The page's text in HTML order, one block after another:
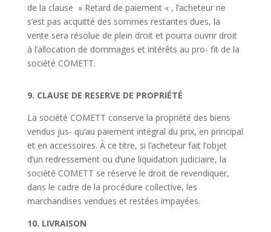
de la clause » Retard de paiement « , l’acheteur ne
s’est pas acquitté des sommes restantes dues, la
vente sera résolue de plein droit et pourra ouvrir droit
à l’allocation de dommages et intérêts au pro- fit de la
société COMETT.
9. CLAUSE DE RESERVE DE PROPRIÉTÉ
La société COMETT conserve la propriété des biens
vendus jus- qu’au paiement intégral du prix, en principal
et en accessoires. À ce titre, si l’acheteur fait l’objet
d’un redressement ou d’une liquidation judiciaire, la
société COMETT se réserve le droit de revendiquer,
dans le cadre de la procédure collective, les
marchandises vendues et restées impayées.
10. LIVRAISON